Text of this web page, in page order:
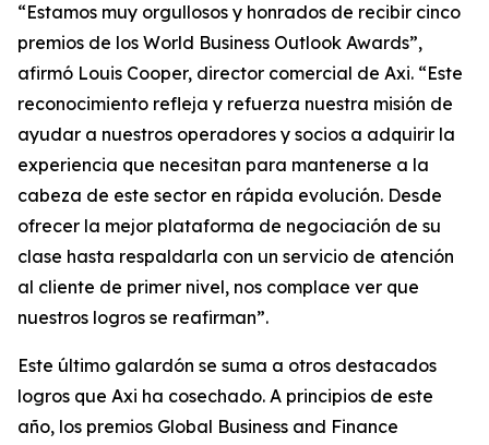
“Estamos muy orgullosos y honrados de recibir cinco
premios de los World Business Outlook Awards”,
afirmó Louis Cooper, director comercial de Axi. “Este
reconocimiento refleja y refuerza nuestra misión de
ayudar a nuestros operadores y socios a adquirir la
experiencia que necesitan para mantenerse a la
cabeza de este sector en rápida evolución. Desde
ofrecer la mejor plataforma de negociación de su
clase hasta respaldarla con un servicio de atención
al cliente de primer nivel, nos complace ver que
nuestros logros se reafirman”.
Este último galardón se suma a otros destacados
logros que Axi ha cosechado. A principios de este
año, los premios Global Business and Finance